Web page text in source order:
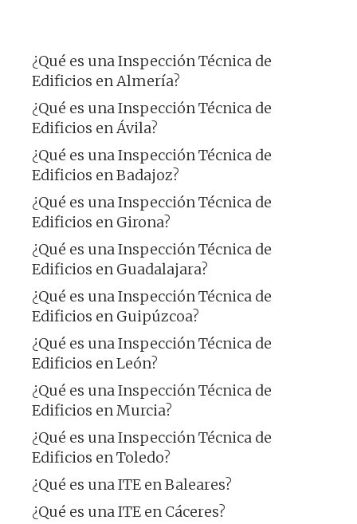
¿Qué es una Inspección Técnica de
Edificios en Almería?
¿Qué es una Inspección Técnica de
Edificios en Ávila?
¿Qué es una Inspección Técnica de
Edificios en Badajoz?
¿Qué es una Inspección Técnica de
Edificios en Girona?
¿Qué es una Inspección Técnica de
Edificios en Guadalajara?
¿Qué es una Inspección Técnica de
Edificios en Guipúzcoa?
¿Qué es una Inspección Técnica de
Edificios en León?
¿Qué es una Inspección Técnica de
Edificios en Murcia?
¿Qué es una Inspección Técnica de
Edificios en Toledo?
¿Qué es una ITE en Baleares?
¿Qué es una ITE en Cáceres?